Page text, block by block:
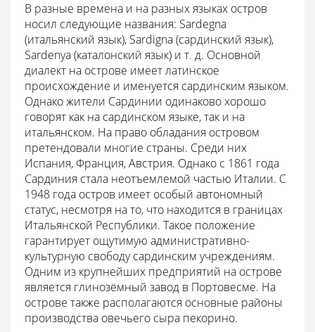
В разные времена и на разных языках остров
носил следующие названия: Sardegna
(итальянский язык), Sardigna (сардинский язык),
Sardenya (каталонский язык) и т. д. Основной
диалект на острове имеет латинское
происхождение и именуется сардинским языком.
Однако жители Сардинии одинаково хорошо
говорят как на сардинском языке, так и на
итальянском. На право обладания островом
претендовали многие страны. Среди них
Испания, Франция, Австрия. Однако с 1861 года
Сардиния стала неотъемлемой частью Италии. С
1948 года остров имеет особый автономный
статус, несмотря на то, что находится в границах
Итальянской Республики. Такое положение
гарантирует ощутимую административно-
культурную свободу сардинским учреждениям.
Одним из крупнейших предприятий на острове
является глинозёмный завод в Портовесме. На
острове также располагаются основные районы
производства овечьего сыра пекорино.